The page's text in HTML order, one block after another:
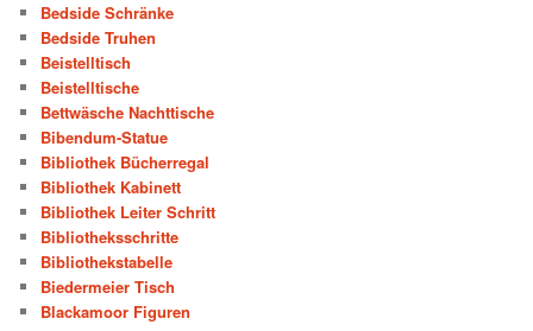
Bedside Schränke
Bedside Truhen
Beistelltisch
Beistelltische
Bettwäsche Nachttische
Bibendum-Statue
Bibliothek Bücherregal
Bibliothek Kabinett
Bibliothek Leiter Schritt
Bibliotheksschritte
Bibliothekstabelle
Biedermeier Tisch
Blackamoor Figuren